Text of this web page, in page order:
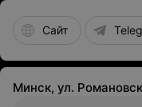
Сайт
Минск, ул.